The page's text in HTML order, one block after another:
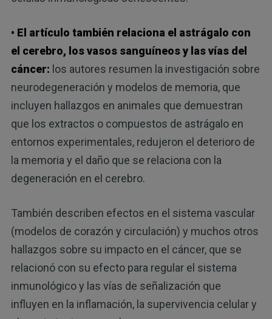
• El artículo también relaciona el astrágalo con
el cerebro, los vasos sanguíneos y las vías del
cáncer: los autores resumen la investigación sobre
neurodegeneración y modelos de memoria, que
incluyen hallazgos en animales que demuestran
que los extractos o compuestos de astrágalo en
entornos experimentales, redujeron el deterioro de
la memoria y el daño que se relaciona con la
degeneración en el cerebro.
También describen efectos en el sistema vascular
(modelos de corazón y circulación) y muchos otros
hallazgos sobre su impacto en el cáncer, que se
relacionó con su efecto para regular el sistema
inmunológico y las vías de señalización que
influyen en la inflamación, la supervivencia celular y